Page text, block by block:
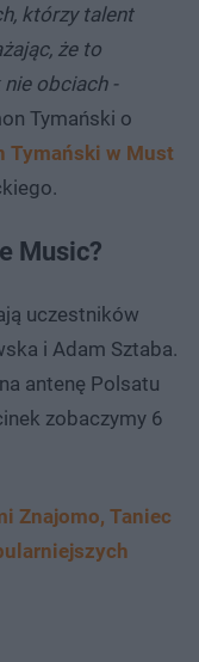
którzy talent
że to
obciach -
Tymański o
Tymański w Must
Music?
uczestników
i Adam Sztaba.
antenę Polsatu
zobaczymy 6
Znajomo, Taniec